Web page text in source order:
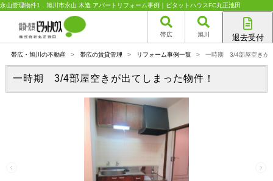
永山管理物件1 旭川市永山 木造 アパートリフォーム事例｜ピタットハウスFC丸正池田
帯広 旭川 退去受付
旭川店
帯広・旭川の不動産 > 帯広の賃貸管理 > リフォーム事例一覧 > 一時期 3/4部屋空きが
一時期 3/4部屋空きが出てしまった物件！